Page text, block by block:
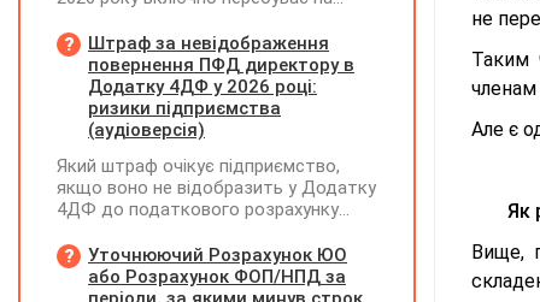
не
Таким
членам
Але є
Як
Вище,
(єдиний податок, 3 група, ставка 5%,
неплатник ПДВ). З 1 жовтня 2026
року підприємство переходить на
загальну систему оподаткування
(стає платником податку на
діяльності у періоді 2024–2025 років
(під час перебування на спрощеній
системі) підприємство отримало
нерозподіленого прибутку в балансі
становить 18 млн грн. Наприкінці
Штраф за невідображення
повернення ПФД директору в
Додатку 4ДФ у 2026 році:
ризики підприємства
(аудіоверсія)
Який штраф очікує підприємство,
якщо воно не відобразить у Додатку
4ДФ до податкового розрахунку
допомоги (ПФД) директору?
Уточнюючий Розрахунок ЮО
або Розрахунок ФОП/НПД за